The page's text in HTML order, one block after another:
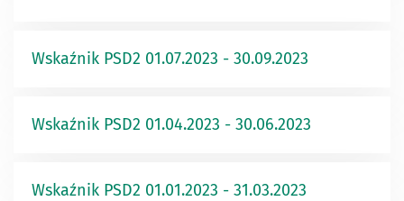
Wskaźnik PSD2 01.07.2023 - 30.09.2023
Wskaźnik PSD2 01.04.2023 - 30.06.2023
Wskaźnik PSD2 01.01.2023 - 31.03.2023